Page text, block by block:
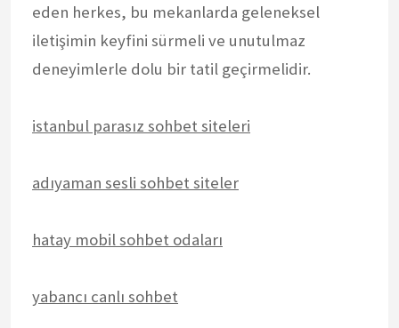
eden herkes, bu mekanlarda geleneksel
iletişimin keyfini sürmeli ve unutulmaz
deneyimlerle dolu bir tatil geçirmelidir.
istanbul parasız sohbet siteleri
adıyaman sesli sohbet siteler
hatay mobil sohbet odaları
yabancı canlı sohbet